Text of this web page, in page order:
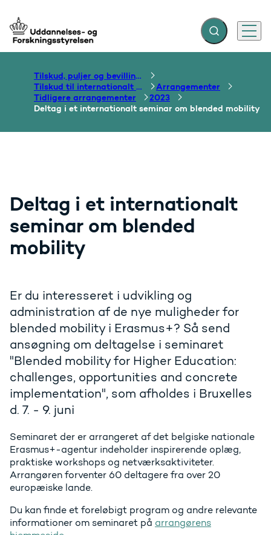
Gå til forsiden Fold søgefelt ud
Menu
Tilskud, puljer og bevillinger
Tilskud til internationalt samarbejde om uddannelse
Arrangementer
Tidligere arrangementer
2023
Deltag i et internationalt seminar om blended mobility
Deltag i et internationalt
seminar om blended
mobility
Er du interesseret i udvikling og
administration af de nye muligheder for
blended mobility i Erasmus+? Så send
ansøgning om deltagelse i seminaret
"Blended mobility for Higher Education:
challenges, opportunities and concrete
implementation", som afholdes i Bruxelles
d. 7. - 9. juni
Seminaret der er arrangeret af det belgiske nationale
Erasmus+-agentur indeholder inspirerende oplæg,
praktiske workshops og netværksaktiviteter.
Arrangøren forventer 60 deltagere fra over 20
europæiske lande.
Du kan finde et foreløbigt program og andre relevante
informationer om seminaret på arrangørens